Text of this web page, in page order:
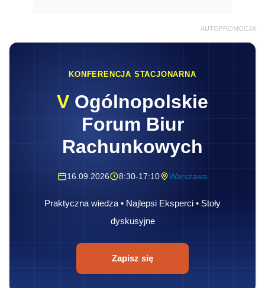
AUTOPROMOCJA
KONFERENCJA STACJONARNA
V Ogólnopolskie
Forum Biur
Rachunkowych
16.09.2026 8:30-17:10 Warszawa
Praktyczna wiedza • Najlepsi Eksperci • Stoły
dyskusyjne
Zapisz się